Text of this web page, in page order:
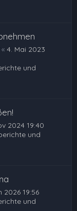
« 4. Mai 2023
und
2024 19:40
und
2026 19:56
und